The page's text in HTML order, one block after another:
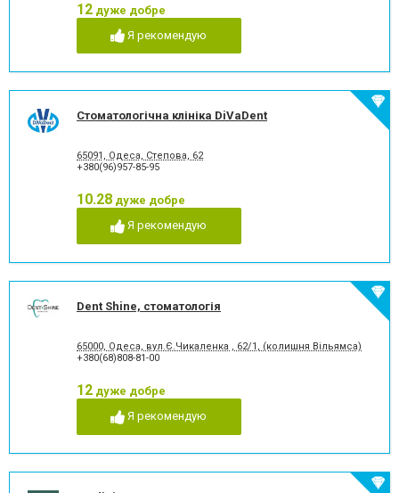
Рентген зубів
Фторування зубів і
12 дуже добре
Я рекомендую
Стоматологічна клініка DiVaDent
65091, Одеса, Степова, 62
+380(96)957-85-95
10.28 дуже добре
Я рекомендую
Dent Shine, стоматологія
65000, Одеса, вул.Є.Чикаленка , 62/1, (колишня Вільямса)
+380(68)808-81-00
12 дуже добре
Я рекомендую